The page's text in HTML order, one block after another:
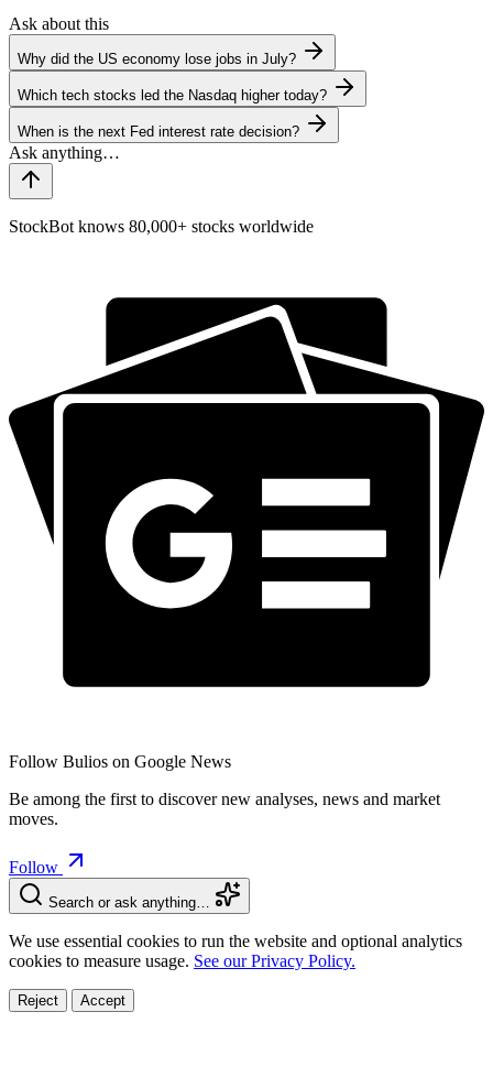
Ask about this
Why did the US economy lose jobs in July?
Which tech stocks led the Nasdaq higher today?
When is the next Fed interest rate decision?
StockBot knows 80,000+ stocks worldwide
Follow Bulios on Google News
Be among the first to discover new analyses, news and market
moves.
Follow
Search or ask anything…
We use essential cookies to run the website and optional analytics
cookies to measure usage. See our Privacy Policy.
Reject Accept